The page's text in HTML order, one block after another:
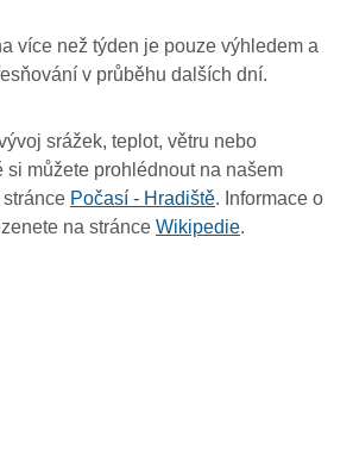
více než týden je pouze výhledem a
v průběhu dalších dní.
srážek, teplot, větru nebo
si můžete prohlédnout na našem
Počasí - Hradiště. Informace o
na stránce Wikipedie.